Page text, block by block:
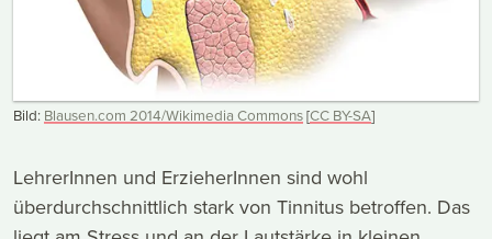
Bild: Blausen.com 2014/Wikimedia Commons[CC BY-SA]
LehrerInnen und ErzieherInnen sind wohl
überdurchschnittlich stark von Tinnitus betroffen. Das